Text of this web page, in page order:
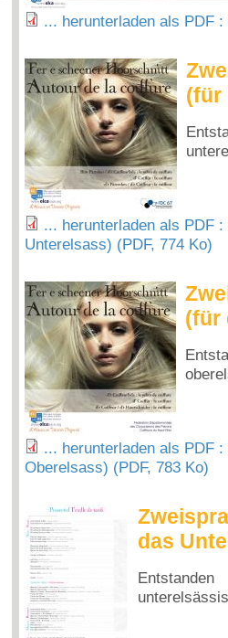
... herunterladen als PDF
(für
... herunterladen als PDF
Unterelsass) (PDF, 774 Ko)
(für
... herunterladen als PDF
Oberelsass) (PDF, 783 Ko)
das